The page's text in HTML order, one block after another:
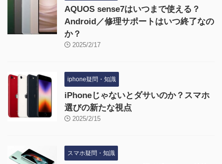
AQUOS sense7はいつまで使える？
Android／修理サポートはいつ終了なの
か？
2025/2/17
iphone疑問・知識
iPhoneじゃないとダサいのか？スマホ
選びの新たな視点
2025/2/15
スマホ疑問・知識